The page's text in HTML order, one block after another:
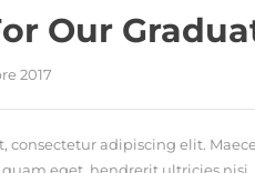
Our
2017
consectetur adipiscing elit.
eget, hendrerit ultricies